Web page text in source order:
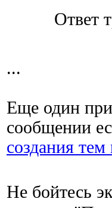
Ответ
...
Еще один
сообщении
создания
Не бойтесь